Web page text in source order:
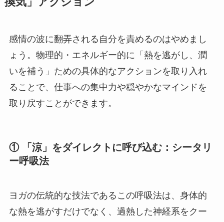
感情の波に翻弄される自分を責めるのはやめまし
ょう。物理的・エネルギー的に「熱を逃がし、潤
いを補う」ための具体的なアクションを取り入れ
ることで、仕事への集中力や穏やかなマインドを
取り戻すことができます。
① 「涼」をダイレクトに呼び込む：シータリ
ー呼吸法
ヨガの伝統的な技法であるこの呼吸法は、身体的
な熱を逃がすだけでなく、過熱した神経系をクー